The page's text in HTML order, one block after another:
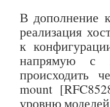
В дополнение
реализация
к
напрямую с
происходить
mount
уровню